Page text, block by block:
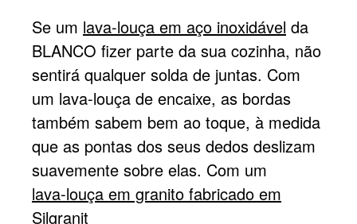
Se um lava-louça em aço inoxidável da
BLANCO fizer parte da sua cozinha, não
sentirá qualquer solda de juntas. Com
um lava-louça de encaixe, as bordas
também sabem bem ao toque, à medida
que as pontas dos seus dedos deslizam
suavemente sobre elas. Com um
lava-louça em granito fabricado em
Silgranit